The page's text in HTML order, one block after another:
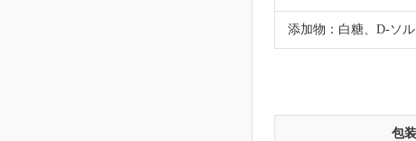
添加物：白糖、D-ソ
包装